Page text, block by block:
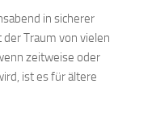
in sicherer
Traum von vielen
zeitweise oder
ist es für ältere